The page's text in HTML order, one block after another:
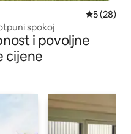
Prosječna
5 (28)
spokoj
i povoljne
cijene